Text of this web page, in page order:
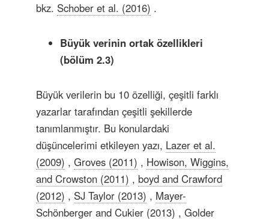
bkz. Schober et al. (2016) .
Büyük verinin ortak özellikleri
(bölüm 2.3)
Büyük verilerin bu 10 özelliği, çeşitli farklı
yazarlar tarafından çeşitli şekillerde
tanımlanmıştır. Bu konulardaki
düşüncelerimi etkileyen yazı, Lazer et al.
(2009) , Groves (2011) , Howison, Wiggins,
and Crowston (2011) , boyd and Crawford
(2012) , SJ Taylor (2013) , Mayer-
Schönberger and Cukier (2013) , Golder